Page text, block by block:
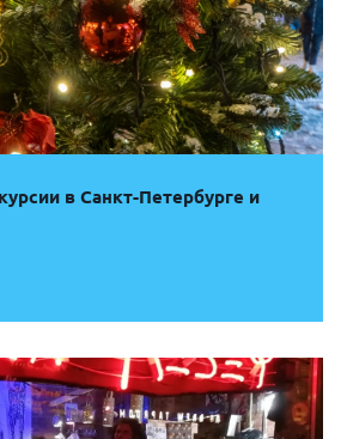
в Санкт-Петербурге и